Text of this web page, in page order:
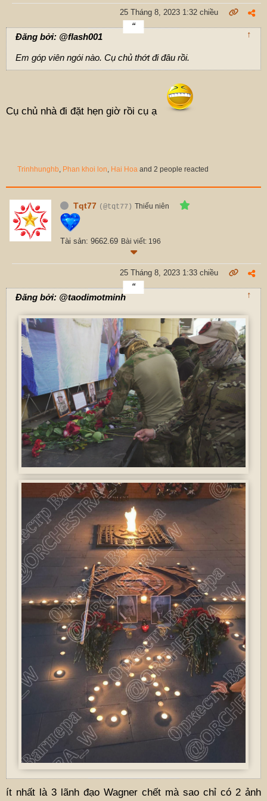
25 Tháng 8, 2023 1:32 chiều
Đăng bởi: @flash001 ↑
Em góp viên ngói nào. Cụ chủ thớt đi đâu rồi.
Cụ chủ nhà đi đặt hẹn giờ rồi cụ ạ
Trinhhunghb Phan khoi lon Hai Hoa and 2 people reacted
Tqt77 (@tqt77) Thiếu niên
Tài sản: 9662.69 Bài viết: 196
25 Tháng 8, 2023 1:33 chiều
Đăng bởi: @taodimotminh ↑
ít nhất là 3 lãnh đạo Wagner chết mà sao chỉ có 2 ảnh